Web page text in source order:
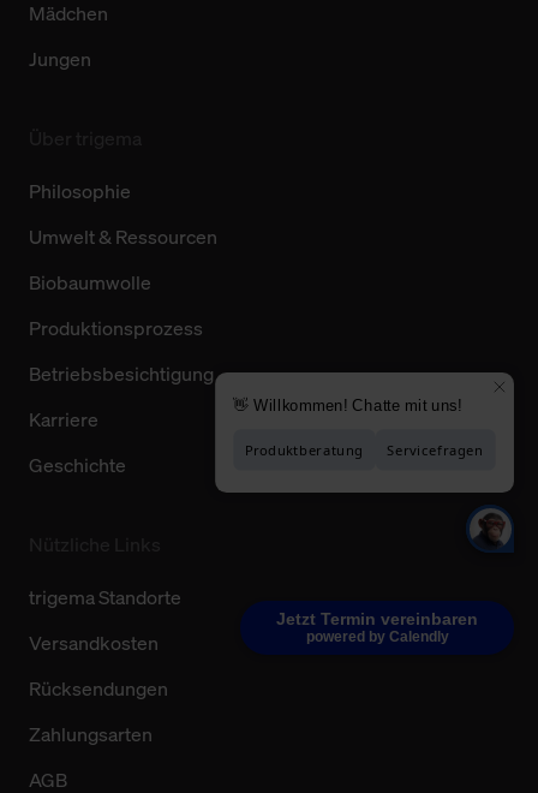
Jetzt Termin vereinbaren
powered by Calendly
Mädchen
Jungen
Philosophie
Umwelt & Ressourcen
Biobaumwolle
Produktionsprozess
Betriebsbesichtigung
Karriere
Geschichte
trigema Standorte
Versandkosten
Rücksendungen
Zahlungsarten
AGB